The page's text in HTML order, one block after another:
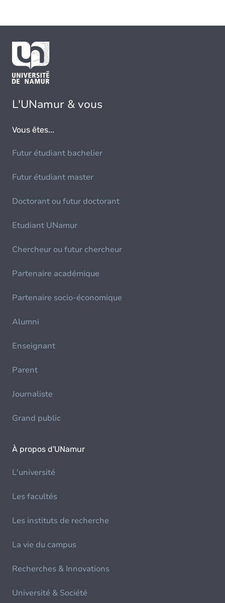
L'UNamur & vous
Vous êtes...
Futur étudiant bachelier
Futur étudiant master
Doctorant ou futur doctorant
Etudiant UNamur
Chercheur ou futur chercheur
Partenaire académique
Partenaire socio-économique
Alumni
Enseignant
Parent
Journaliste
Grand public
À propos d'UNamur
L'université
Les facultés
Les instituts de recherche
La vie du campus
Recherches & Innovations
Université & Société